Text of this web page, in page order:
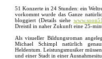
51 Konzerte in 24 Stunden: ein
vorkommt wurde das Ganze
bloggiert (Details siehe
Dreistil in naher Zukunft eine 25-
Als visueller Bildungsroman
Michael Schimpl natürlich
Heldentum. Leistungsmusiker
und einer Stadt in einer